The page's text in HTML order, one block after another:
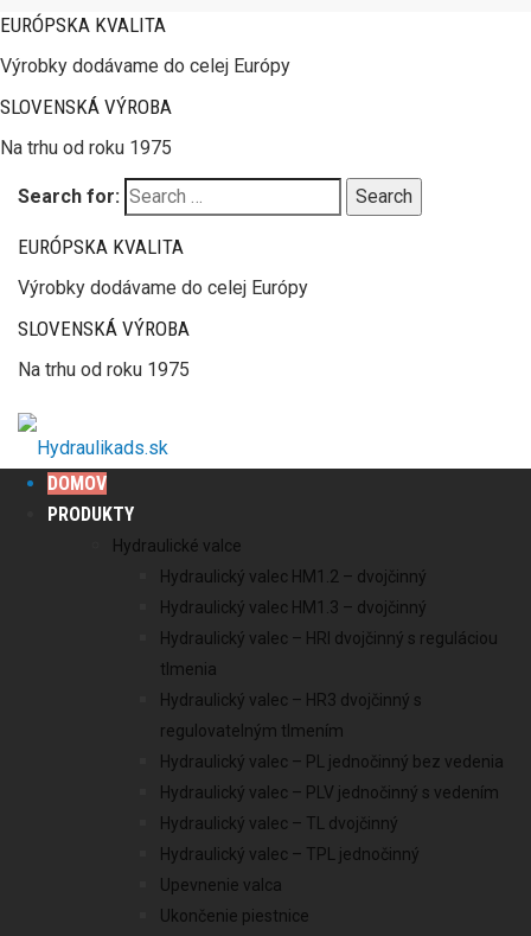
EURÓPSKA KVALITA
Výrobky dodávame do celej Európy
SLOVENSKÁ VÝROBA
Na trhu od roku 1975
Search for:
EURÓPSKA KVALITA
Výrobky dodávame do celej Európy
SLOVENSKÁ VÝROBA
Na trhu od roku 1975
DOMOV
PRODUKTY
Hydraulické valce
Hydraulický valec HM1.2 – dvojčinný
Hydraulický valec HM1.3 – dvojčinný
Hydraulický valec – HRI dvojčinný s reguláciou
tlmenia
Hydraulický valec – HR3 dvojčinný s
regulovatelným tlmením
Hydraulický valec – PL jednočinný bez vedenia
Hydraulický valec – PLV jednočinný s vedením
Hydraulický valec – TL dvojčinný
Hydraulický valec – TPL jednočinný
Upevnenie valca
Ukončenie piestnice